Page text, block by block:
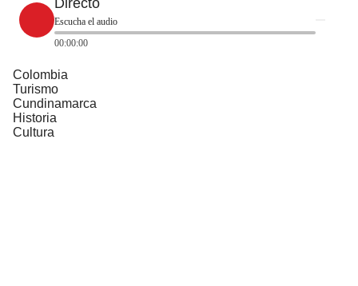
Escucha el audio
00:00:00
Colombia
Turismo
Cundinamarca
Historia
Cultura